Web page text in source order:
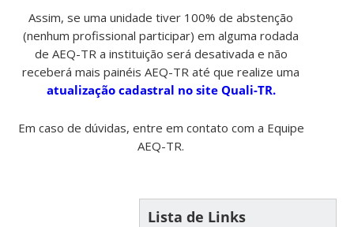
Assim, se uma unidade tiver 100% de abstenção
(nenhum profissional participar) em alguma rodada
de AEQ-TR a instituição será desativada e não
receberá mais painéis AEQ-TR até que realize uma
atualização cadastral no site Quali-TR.
Em caso de dúvidas, entre em contato com a Equipe
AEQ-TR.
Lista de Links